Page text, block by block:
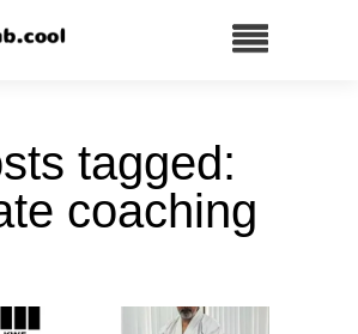
tagged:
coaching